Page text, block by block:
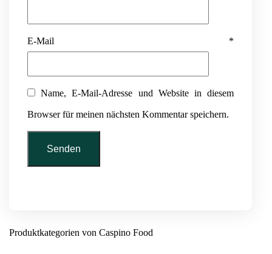
E-Mail *
Name, E-Mail-Adresse und Website in diesem
Browser für meinen nächsten Kommentar speichern.
Produktkategorien von Caspino Food